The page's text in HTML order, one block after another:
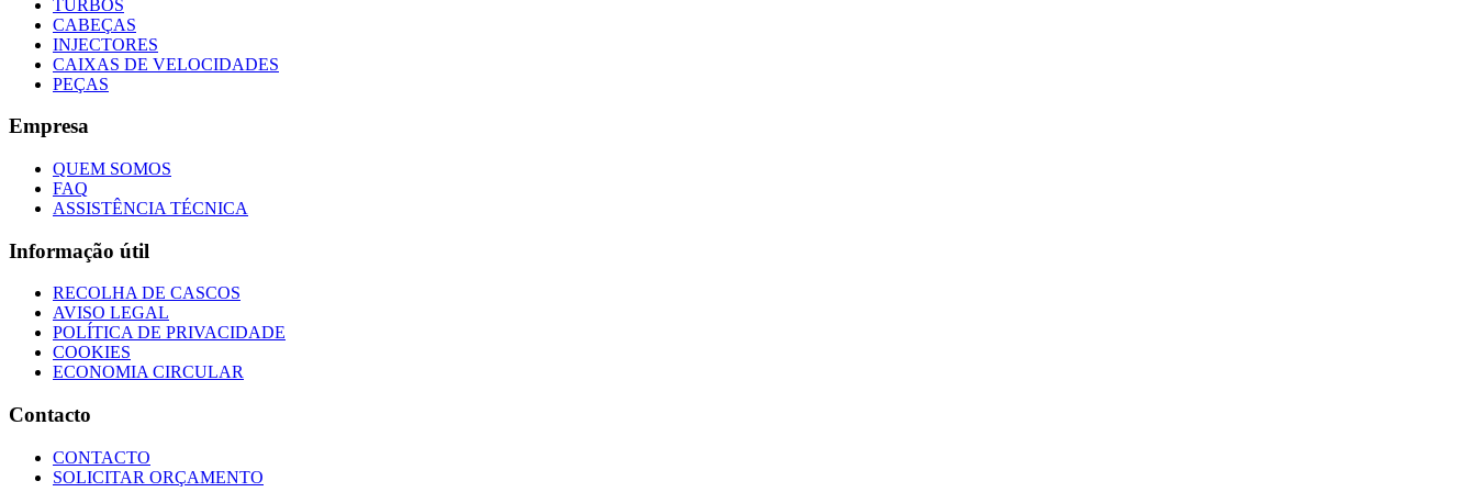
TURBOS
CABEÇAS
INJECTORES
CAIXAS DE VELOCIDADES
PEÇAS
Empresa
QUEM SOMOS
FAQ
ASSISTÊNCIA TÉCNICA
Informação útil
RECOLHA DE CASCOS
AVISO LEGAL
POLÍTICA DE PRIVACIDADE
COOKIES
ECONOMIA CIRCULAR
Contacto
CONTACTO
SOLICITAR ORÇAMENTO